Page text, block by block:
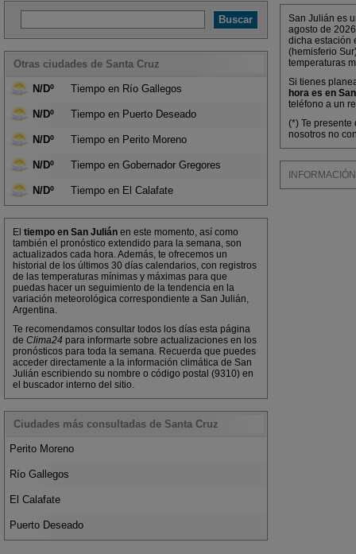
Otras ciudades de Santa Cruz
N/Dº Tiempo en Río Gallegos
N/Dº Tiempo en Puerto Deseado
N/Dº Tiempo en Perito Moreno
N/Dº Tiempo en Gobernador Gregores
N/Dº Tiempo en El Calafate
El tiempo en San Julián en este momento, así como
también el pronóstico extendido para la semana, son
actualizados cada hora. Además, te ofrecemos un
historial de los últimos 30 días calendarios, con registros
de las temperaturas mínimas y máximas para que
puedas hacer un seguimiento de la tendencia en la
variación meteorológica correspondiente a San Julián,
Argentina.
Te recomendamos consultar todos los días esta página
de Clima24 para informarte sobre actualizaciones en los
pronósticos para toda la semana. Recuerda que puedes
acceder directamente a la información climática de San
Julián escribiendo su nombre o código postal (9310) en
el buscador interno del sitio.
Ciudades más consultadas de Santa Cruz
Perito Moreno
Río Gallegos
El Calafate
Puerto Deseado
San Julián es
agosto de
dicha estación
(hemisferio
temperaturas
Si tienes
hora es en
teléfono a un
(*) Te
nosotros no